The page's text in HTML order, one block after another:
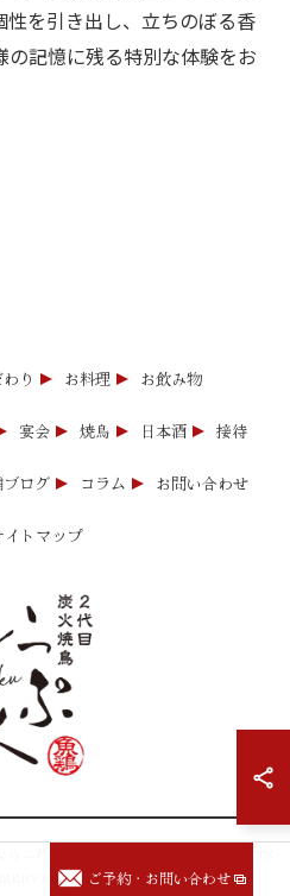
を引き出し、立ちのぼる香
の記憶に残る特別な体験をお
ご予約・お問い合わせ
り お料理 お飲み物
宴会 焼鳥 日本酒 接待
ブログ コラム お問い合わせ
イトマップ